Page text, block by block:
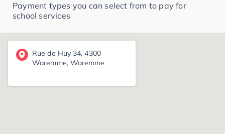
Payment types you can select from to pay for
school services
Rue de Huy 34, 4300
Waremme, Waremme